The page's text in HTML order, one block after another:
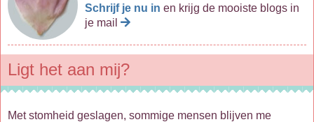
Schrijf je nu in en krijg de mooiste blogs in
je mail
Ligt het aan mij?
Met stomheid geslagen, sommige mensen blijven me